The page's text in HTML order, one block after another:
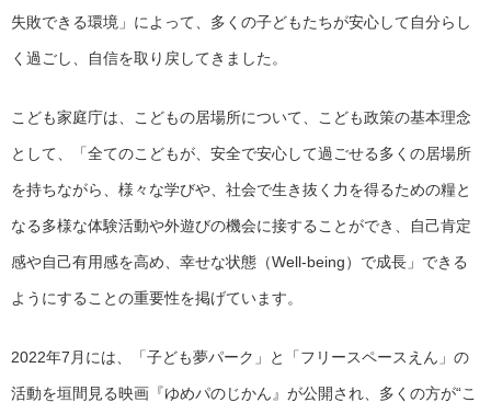
失敗できる環境」によって、多くの子どもたちが安心して自分らし
く過ごし、自信を取り戻してきました。
こども家庭庁は、こどもの居場所について、こども政策の基本理念
として、「全てのこどもが、安全で安心して過ごせる多くの居場所
を持ちながら、様々な学びや、社会で生き抜く力を得るための糧と
なる多様な体験活動や外遊びの機会に接することができ、自己肯定
感や自己有用感を高め、幸せな状態（Well-being）で成長」できる
ようにすることの重要性を掲げています。
2022年7月には、「子ども夢パーク」と「フリースペースえん」の
活動を垣間見る映画『ゆめパのじかん』が公開され、多くの方が“こ